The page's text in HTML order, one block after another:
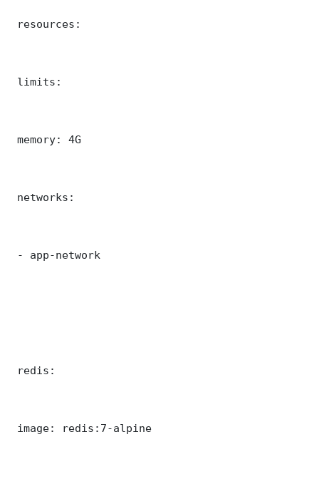
resources:
limits:
memory: 4G
networks:
- app-network
redis:
image: redis:7-alpine